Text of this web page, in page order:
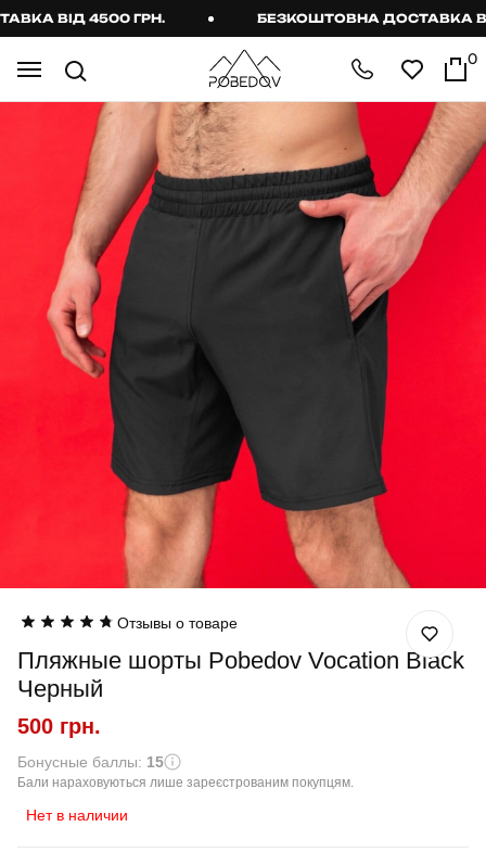
ВІД 4500 ГРН. БЕЗКОШТОВНА ДОСТАВКА ВІД
0
Отзывы о товаре
Пляжные шорты Pobedov Vocation Black
Черный
500 грн.
Бонусные баллы: 15
Бали нараховуються лише зареєстрованим покупцям.
Нет в наличии